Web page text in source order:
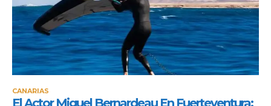
CANARIAS
El Actor Miguel Bernardeau En Fuerteventura: